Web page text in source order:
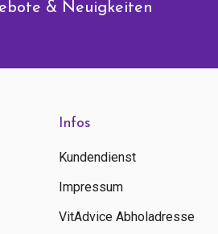
& Neuigkeiten
Infos
Kundendienst
Impressum
VitAdvice Abholadresse